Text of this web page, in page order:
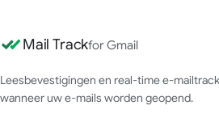
Mail Trackfor Gmail
Leesbevestigingen en real-time e-
wanneer uw e-mails worden geopend.